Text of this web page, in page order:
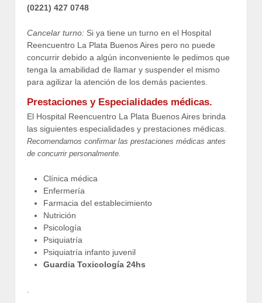
(0221) 427 0748
Cancelar turno: Si ya tiene un turno en el Hospital
Reencuentro La Plata Buenos Aires pero no puede
concurrir debido a algún inconveniente le pedimos que
tenga la amabilidad de llamar y suspender el mismo
para agilizar la atención de los demás pacientes.
Prestaciones y Especialidades médicas.
El Hospital Reencuentro La Plata Buenos Aires brinda
las siguientes especialidades y prestaciones médicas.
Recomendamos confirmar las prestaciones médicas antes
de concurrir personalmente.
Clínica médica
Enfermería
Farmacia del establecimiento
Nutrición
Psicología
Psiquiatría
Psiquiatría infanto juvenil
Guardia Toxicología 24hs
.